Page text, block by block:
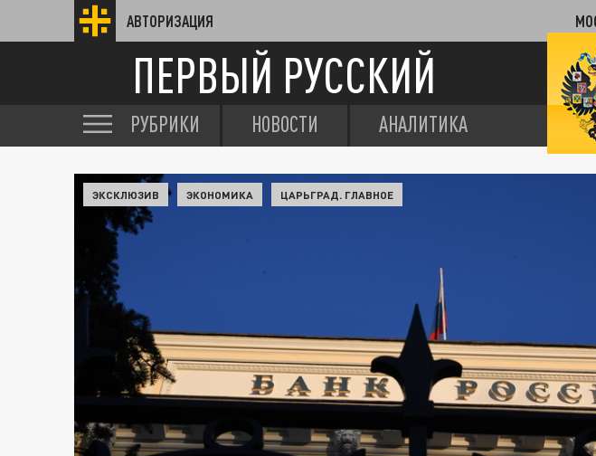
АВТОРИЗАЦИЯ
ПЕРВЫЙ РУССКИЙ
РУБРИКИ НОВОСТИ АНАЛИТИКА
ЭКСКЛЮЗИВ ЭКОНОМИКА ЦАРЬГРАД. ГЛАВНОЕ